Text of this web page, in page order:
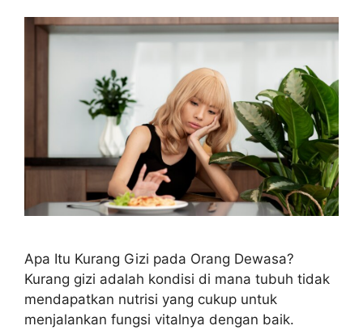
Apa Itu Kurang Gizi pada Orang Dewasa?
Kurang gizi adalah kondisi di mana tubuh tidak
mendapatkan nutrisi yang cukup untuk
menjalankan fungsi vitalnya dengan baik.